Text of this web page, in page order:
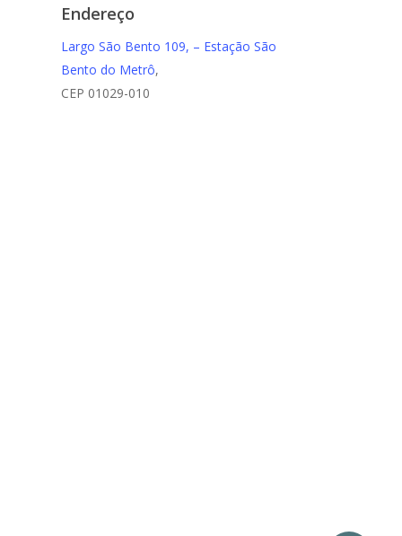
Endereço
Largo São Bento 109, – Estação São
Bento do Metrô,
CEP 01029-010